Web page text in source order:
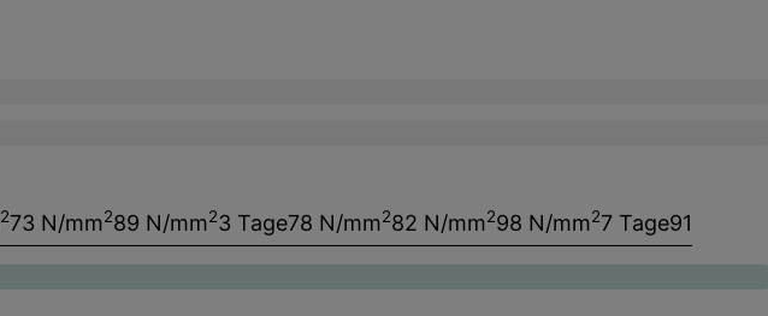
273 N/mm289 N/mm23 Tage78 N/mm282 N/mm298 N/mm27 Tage91